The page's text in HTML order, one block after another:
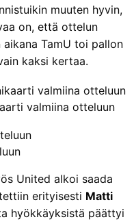
muuten hyvin,
on, että ottelun
TamU toi pallon
kaksi kertaa.
valmiina otteluun
United alkoi saada
erityisesti Matti
hyökkäyksistä päättyi